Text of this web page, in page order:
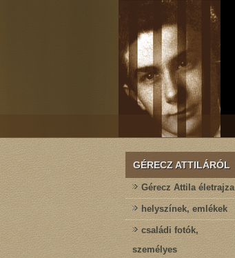
GÉRECZ ATTILÁRÓL
Gérecz Attila életrajza
helyszínek, emlékek
családi fotók,
személyes